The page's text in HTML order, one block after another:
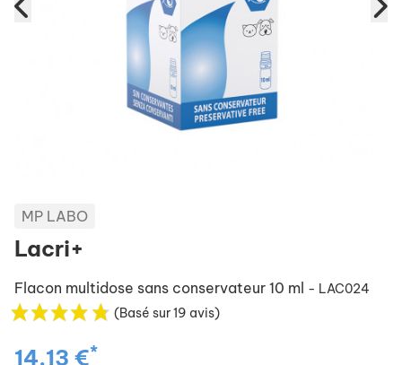
MP LABO
Lacri+
Flacon multidose sans conservateur 10 ml - LAC024
(Basé sur 19 avis)
14,13 €*